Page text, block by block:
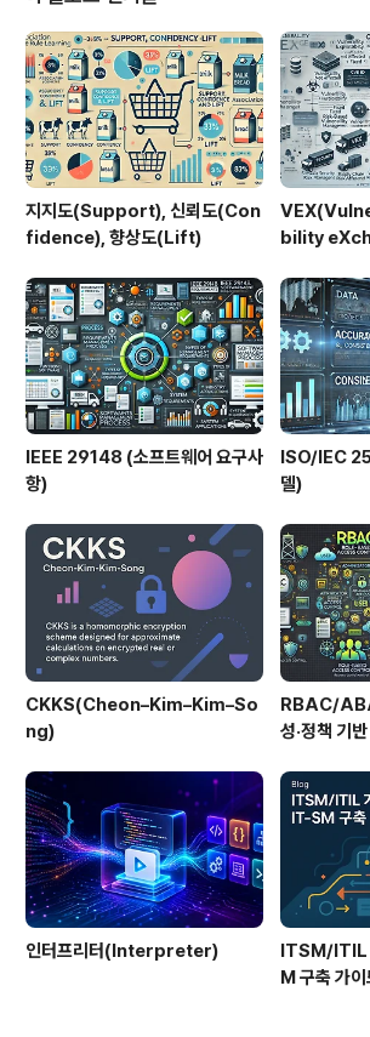
용하여 새로운 지식 발견과 연구 효율을 극대화하는 기술
및 방법론이다.2. 특징구분설명비교/차별점데이터 기반 연
구대규모 데이터 분석실험 중심 연구 대비 속도 향상예측
능력미래 결과 예측단순 분석 대비 활..
지지도(Support), 신뢰도(Con
fidence), 향상도(Lift)
bility
IEEE 29148 (소프트웨어 요구사
항)
ISO/IEC
델)
CKKS(Cheon–Kim–Kim–So
ng)
RBAC/
성·정책 기
인터프리터(Interpreter)
ITSM/ITIL
M 구축 가